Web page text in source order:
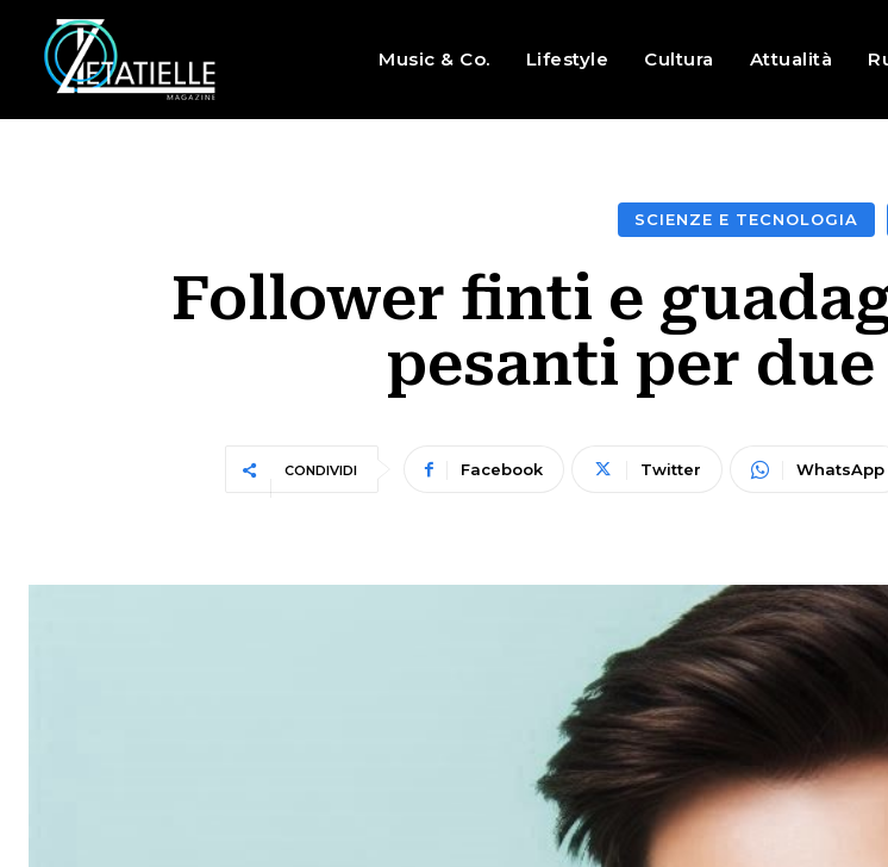
Music & Co. Lifestyle Cultura Attualità
SCIENZE E TECNOLOGIA
Follower finti e
pesanti per
CONDIVIDI Facebook Twitter WhatsApp